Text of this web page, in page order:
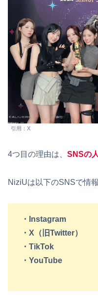
引用：X
4つ目の理由は、 SNSの
NiziUは以下のSNSで情
・Instagram
・X（旧Twitter）
・TikTok
・YouTube